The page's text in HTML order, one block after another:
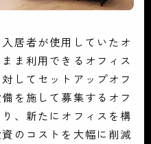
居者が使用していたオ
ま利用できるオフィス
してセットアップオフ
を施して募集するオフ
、新たにオフィスを構
のコストを大幅に削減